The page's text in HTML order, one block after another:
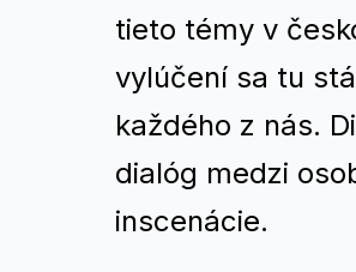
tieto témy v
vylúčení sa tu
každého z nás.
dialóg medzi
inscenácie.